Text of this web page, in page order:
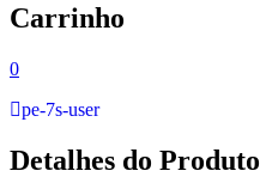
Carrinho
0
pe-7s-user
Detalhes do Produto